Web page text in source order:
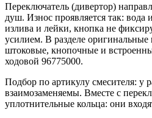
Переключатель (дивертор)
душ. Износ проявляется так: вода
излива и лейки, кнопка не
усилием. В разделе оригинальные
штоковые, кнопочные и
ходовой 96775000.
Подбор по артикулу смесителя: у
взаимозаменяемы. Вместе с
уплотнительные кольца: они